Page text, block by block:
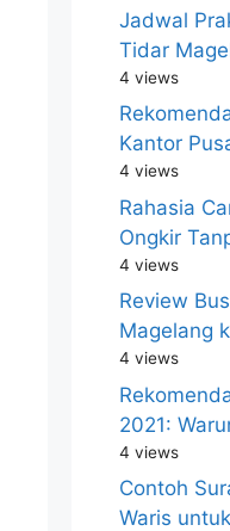
Jadwal
Tidar
4 views
Kantor
4 views
Rahasia
Ongkir
4 views
Review
Magelang
4 views
2021:
4 views
Contoh
Waris